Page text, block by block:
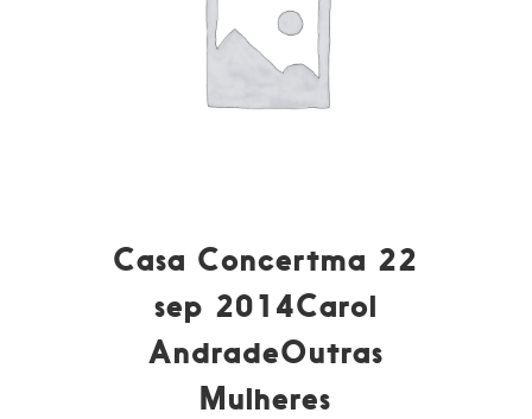
Casa Concertma 22
sep 2014Carol
AndradeOutras
Mulheres